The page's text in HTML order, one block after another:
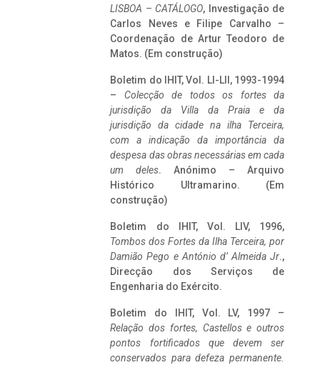
LISBOA – CATÁLOGO, Investigação de
Carlos Neves e Filipe Carvalho –
Coordenação de Artur Teodoro de
Matos. (Em construção)
Boletim do IHIT, Vol. LI-LII, 1993-1994
– Colecção de todos os fortes da
jurisdição da Villa da Praia e da
jurisdição da cidade na ilha Terceira,
com a indicação da importância da
despesa das obras necessárias em cada
um deles. Anónimo – Arquivo
Histórico Ultramarino. (Em
construção)
Boletim do IHIT, Vol. LIV, 1996,
Tombos dos Fortes da Ilha Terceira, por
Damião Pego e António d’ Almeida Jr.,
Direcção dos Serviços de
Engenharia do Exército.
Boletim do IHIT, Vol. LV, 1997 –
Relação dos fortes, Castellos e outros
pontos fortificados que devem ser
conservados para defeza permanente.